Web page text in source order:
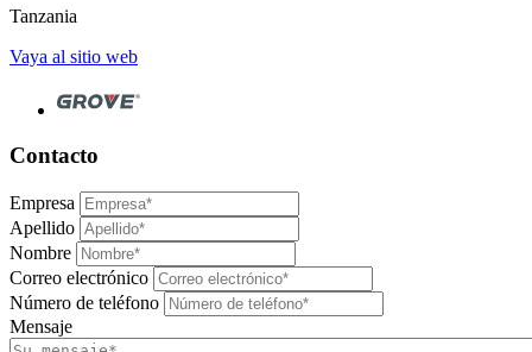
Tanzania
Vaya al sitio web
Contacto
Empresa
Apellido
Nombre
Correo electrónico
Número de teléfono
Mensaje